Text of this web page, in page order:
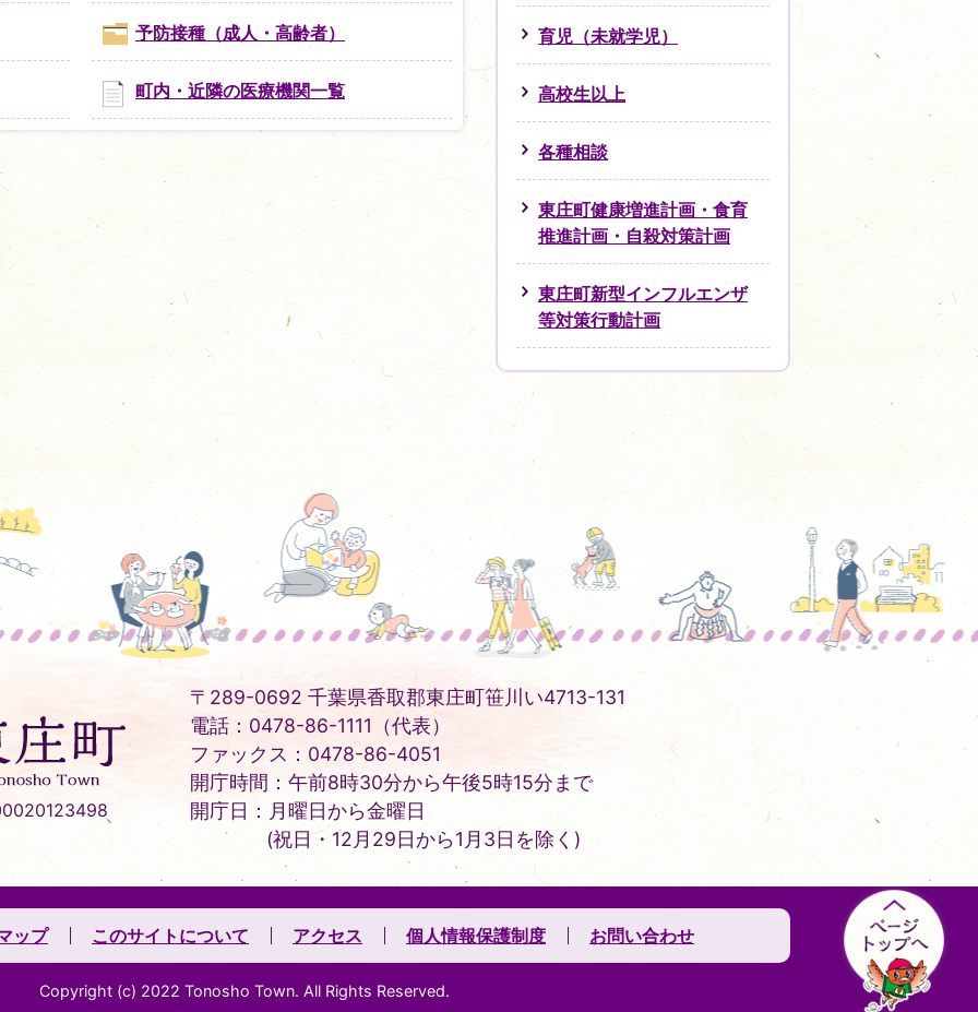
予防接種（成人・高齢者）
町内・近隣の医療機関一覧
育児（未就学児）
高校生以上
各種相談
東庄町健康増進計画・食育
推進計画・自殺対策計画
東庄町新型インフルエンザ
等対策行動計画
〒289-0692 千葉県香取郡東庄町笹川い4713-131
電話：0478-86-1111（代表）
ファックス：0478-86-4051
開庁時間：午前8時30分から午後5時15分まで
開庁日：月曜日から金曜日
(祝日・12月29日から1月3日を除く)
ップ このサイトについて アクセス 個人情報保護制度 お問い合わせ
Copyright (c) 2022 Tonosho Town. All Rights Reserved.